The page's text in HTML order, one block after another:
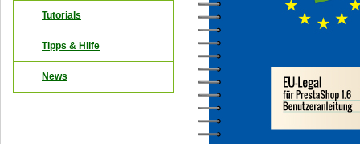
Tutorials
Tipps & Hilfe
News